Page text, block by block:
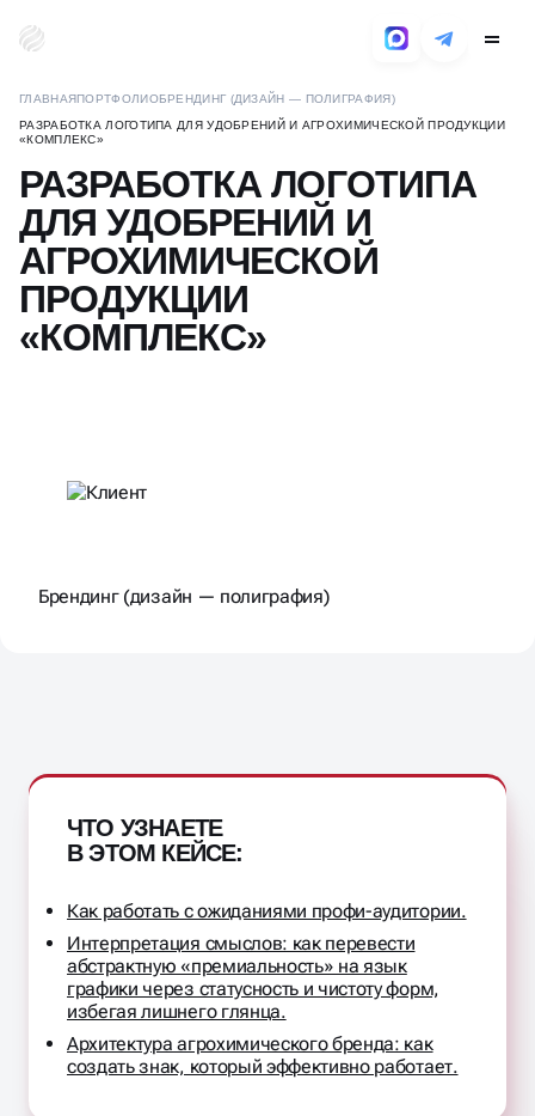
ГЛАВНАЯПОРТФОЛИОБРЕНДИНГ (ДИЗАЙН — ПОЛИГРАФИЯ)
РАЗРАБОТКА ЛОГОТИПА ДЛЯ УДОБРЕНИЙ И АГРОХИМИЧЕСКОЙ ПРОДУКЦИИ
«КОМПЛЕКС»
РАЗРАБОТКА ЛОГОТИПА
ДЛЯ УДОБРЕНИЙ И
АГРОХИМИЧЕСКОЙ
ПРОДУКЦИИ
«КОМПЛЕКС»
Брендинг (дизайн — полиграфия)
ЧТО УЗНАЕТЕ
В ЭТОМ КЕЙСЕ:
Как работать с ожиданиями профи-аудитории.
Интерпретация смыслов: как перевести
абстрактную «премиальность» на язык
графики через статусность и чистоту форм,
избегая лишнего глянца.
Архитектура агрохимического бренда: как
создать знак, который эффективно работает.